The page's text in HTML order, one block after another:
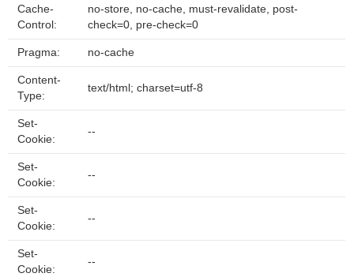
Cache-
Control:
no-store, no-cache, must-revalidate, post-
check=0, pre-check=0
Pragma: no-cache
Content-
Type:
text/html; charset=utf-8
Set-
Cookie:
--
Set-
Cookie:
--
Set-
Cookie:
--
Set-
Cookie:
--